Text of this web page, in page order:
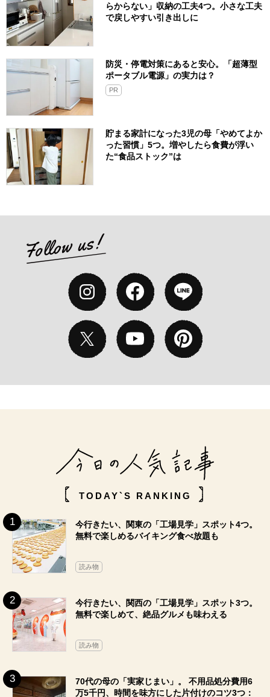
らからない」収納の工夫4つ。小さな工夫
で戻しやすい引き出しに
防災・停電対策にあると安心。「超薄型
ポータブル電源」の実力は？​
PR
貯まる家計になった3児の母「やめてよか
った習慣」5つ。増やしたら食費が浮い
た“食品ストック”は
TODAY`S RANKING
今行きたい、関東の「工場見学」スポット4つ。
無料で楽しめるバイキング食べ放題も
読み物
今行きたい、関西の「工場見学」スポット3つ。
無料で楽しめて、絶品グルメも味わえる
読み物
70代の母の「実家じまい」。 不用品処分費用6
万5千円、時間を味方にした片付けのコツ3つ：